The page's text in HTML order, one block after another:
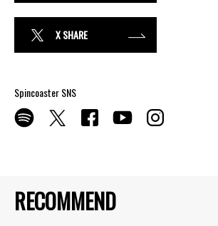
RECOMMEND
X SHARE
Spincoaster SNS